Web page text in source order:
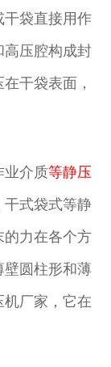
干袋直接用作
高压腔构成封
干袋表面，
业介质等静压
干式袋式等静
的力在各个方
圆柱形和薄
厂家，它在